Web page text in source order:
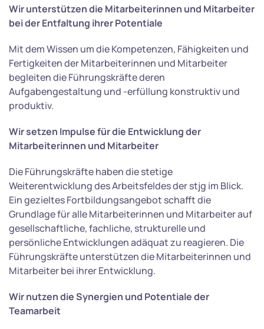
Wir unterstützen die Mitarbeiterinnen und Mitarbeiter
bei der Entfaltung ihrer Potentiale
Mit dem Wissen um die Kompetenzen, Fähigkeiten und
Fertigkeiten der Mitarbeiterinnen und Mitarbeiter
begleiten die Führungskräfte deren
Aufgabengestaltung und -erfüllung konstruktiv und
produktiv.
Wir setzen Impulse für die Entwicklung der
Mitarbeiterinnen und Mitarbeiter
Die Führungskräfte haben die stetige
Weiterentwicklung des Arbeitsfeldes der stjg im Blick.
Ein gezieltes Fortbildungsangebot schafft die
Grundlage für alle Mitarbeiterinnen und Mitarbeiter auf
gesellschaftliche, fachliche, strukturelle und
persönliche Entwicklungen adäquat zu reagieren. Die
Führungskräfte unterstützen die Mitarbeiterinnen und
Mitarbeiter bei ihrer Entwicklung.
Wir nutzen die Synergien und Potentiale der
Teamarbeit